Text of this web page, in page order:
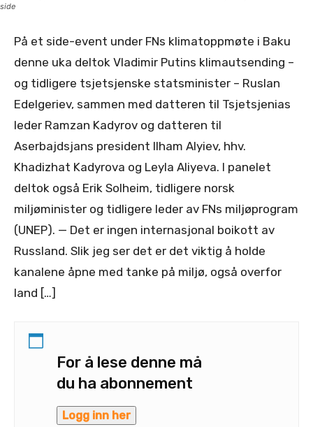
side
På et side-event under FNs klimatoppmøte i Baku
denne uka deltok Vladimir Putins klimautsending –
og tidligere tsjetsjenske statsminister – Ruslan
Edelgeriev, sammen med datteren til Tsjetsjenias
leder Ramzan Kadyrov og datteren til
Aserbajdsjans president Ilham Alyiev, hhv.
Khadizhat Kadyrova og Leyla Aliyeva. I panelet
deltok også Erik Solheim, tidligere norsk
miljøminister og tidligere leder av FNs miljøprogram
(UNEP). — Det er ingen internasjonal boikott av
Russland. Slik jeg ser det er det viktig å holde
kanalene åpne med tanke på miljø, også overfor
land […]
For å lese denne må
du ha abonnement
Logg inn her